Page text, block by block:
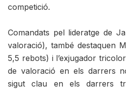
competició.
Comandats pel lideratge de
valoració), també destaquen
5,5 rebots) i l’exjugador
de valoració en els darrers
sigut clau en els darrers